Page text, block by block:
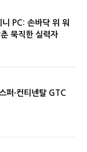
PC: 손바닥 위 워
묵직한 실력자
퍼·컨티넨탈 GTC